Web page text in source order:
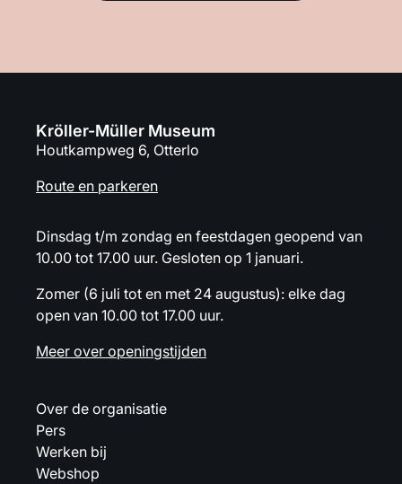
Kröller-Müller Museum
Houtkampweg 6, Otterlo
Route en parkeren
Dinsdag t/m zondag en feestdagen geopend van
10.00 tot 17.00 uur. Gesloten op 1 januari.
Zomer (6 juli tot en met 24 augustus): elke dag
open van 10.00 tot 17.00 uur.
Meer over openingstijden
Over de organisatie
Pers
Werken bij
Webshop